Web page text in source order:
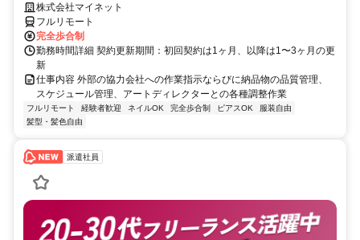
株式会社マイネット
フルリモート
完全歩合制
勤務時間詳細 契約更新期間：初回契約は1ヶ月、以降は1〜3ヶ月の更
新
仕事内容 外部の協力会社への作業指示ならびに納品物の品質管理、
スケジュール管理、アートディレクターとの各種調整作業
フルリモート 経験者歓迎 ネイルOK 完全歩合制 ピアスOK
服装自由
髪型・髪色自由
派遣社員